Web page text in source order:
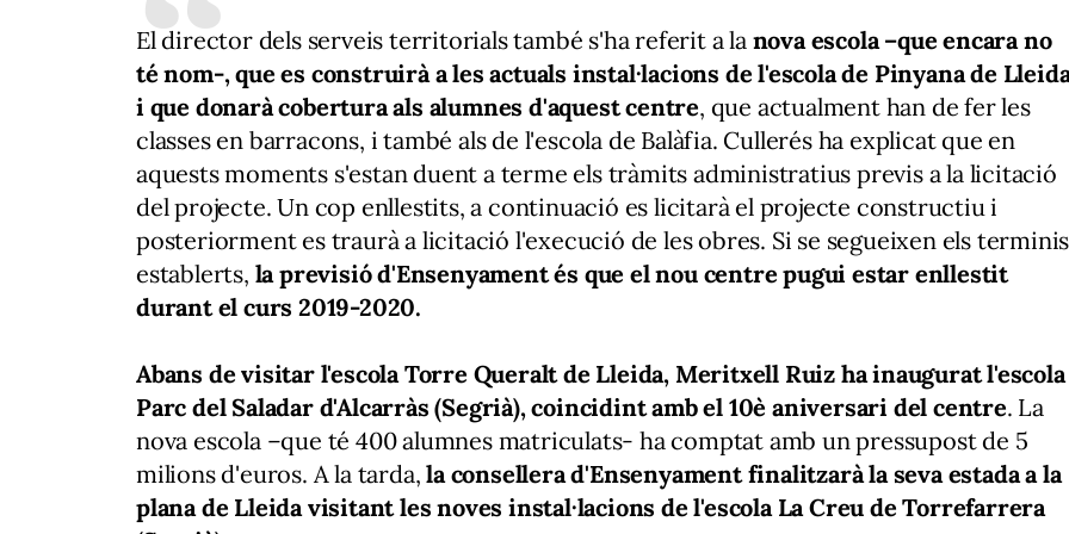
El director dels serveis territorials també s'ha referit a la nova escola –que encara no
té nom-, que es construirà a les actuals instal·lacions de l'escola de Pinyana de
i que donarà cobertura als alumnes d'aquest centre, que actualment han de fer les
classes en barracons, i també als de l'escola de Balàfia. Cullerés ha explicat que en
aquests moments s'estan duent a terme els tràmits administratius previs a la licitació
del projecte. Un cop enllestits, a continuació es licitarà el projecte constructiu i
posteriorment es traurà a licitació l'execució de les obres. Si se segueixen els terminis
establerts, la previsió d'Ensenyament és que el nou centre pugui estar enllestit
durant el curs 2019-2020.
Abans de visitar l'escola Torre Queralt de Lleida, Meritxell Ruiz ha inaugurat l'escola
Parc del Saladar d'Alcarràs (Segrià), coincidint amb el 10è aniversari del centre. La
nova escola –que té 400 alumnes matriculats- ha comptat amb un pressupost de 5
milions d'euros. A la tarda,la consellera d'Ensenyament finalitzarà la seva estada a la
plana de Lleida visitant les noves instal·lacions de l'escola La Creu de Torrefarrera